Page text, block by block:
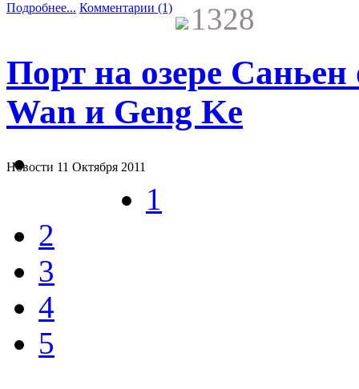
Подробнее... Комментарии (1) 1328
Порт на озере
Wan и Geng Ke
Новости 11 Октября 2011
1
2
3
4
5